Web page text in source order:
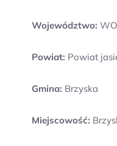
Województwo:
Powiat: Powiat
Gmina: Brzyska
Miejscowość: